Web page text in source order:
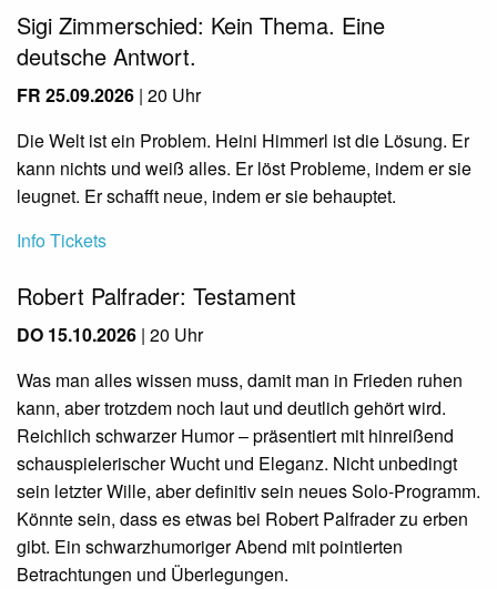
Sigi Zimmerschied: Kein Thema. Eine
deutsche Antwort.
FR 25.09.2026 | 20 Uhr
Die Welt ist ein Problem. Heini Himmerl ist die Lösung. Er
kann nichts und weiß alles. Er löst Probleme, indem er sie
leugnet. Er schafft neue, indem er sie behauptet.
InfoTickets
Robert Palfrader: Testament
DO 15.10.2026 | 20 Uhr
Was man alles wissen muss, damit man in Frieden ruhen
kann, aber trotzdem noch laut und deutlich gehört wird.
Reichlich schwarzer Humor – präsentiert mit hinreißend
schauspielerischer Wucht und Eleganz. Nicht unbedingt
sein letzter Wille, aber definitiv sein neues Solo-Programm.
Könnte sein, dass es etwas bei Robert Palfrader zu erben
gibt. Ein schwarzhumoriger Abend mit pointierten
Betrachtungen und Überlegungen.